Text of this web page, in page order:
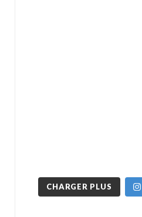
CHARGER PLUS